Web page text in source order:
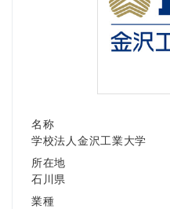
名称
学校法人金沢工業大学
所在地
石川県
業種